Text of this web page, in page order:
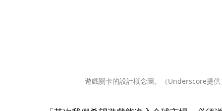
遊戲關卡的設計概念圖。（Underscore提供